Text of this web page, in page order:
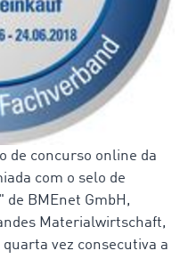
de concurso online da
com o selo de
BMEnet GmbH,
Materialwirtschaft,
vez consecutiva a